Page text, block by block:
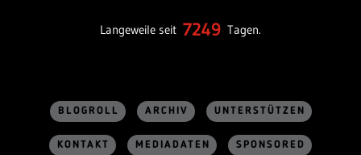
Langeweile seit 7249 Tagen.
BLOGROLL ARCHIV UNTERSTÜTZEN
KONTAKT MEDIADATEN SPONSORED